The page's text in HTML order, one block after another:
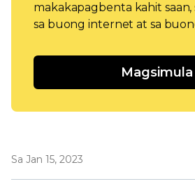
makakapagbenta kahit
sa buong internet at sa
Magsimula
Sa Jan 15, 2023